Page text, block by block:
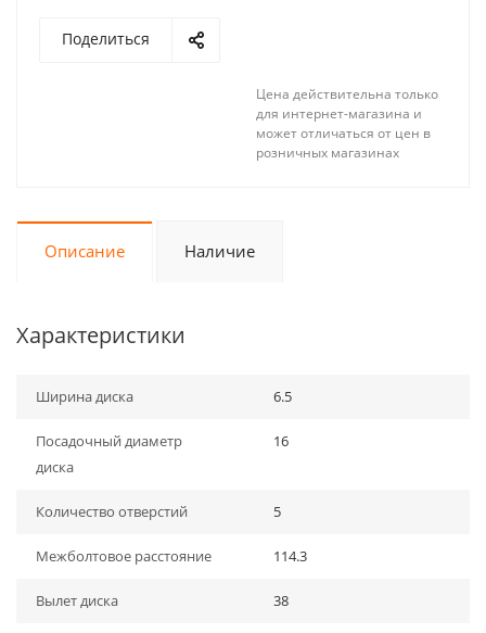
Поделиться
Цена действительна только
для интернет-магазина и
может отличаться от цен в
розничных магазинах
Описание Наличие
Характеристики
Ширина диска 6.5
Посадочный диаметр
диска
16
Количество отверстий 5
Межболтовое расстояние 114.3
Вылет диска 38